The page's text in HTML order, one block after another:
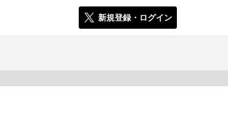
新規登録・ログイン